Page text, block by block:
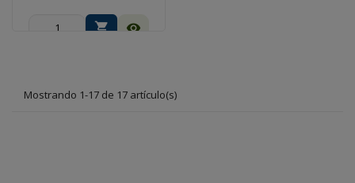
shopping_cart visibility
Mostrando 1-17 de 17 artículo(s)